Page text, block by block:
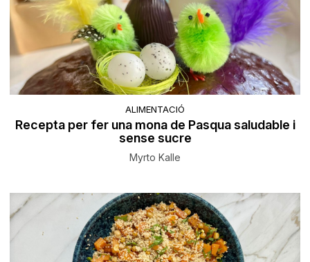
ALIMENTACIÓ
Recepta per fer una mona de Pasqua saludable i
sense sucre
Myrto Kalle